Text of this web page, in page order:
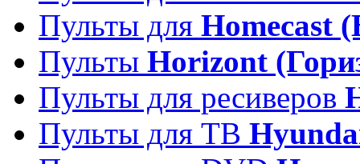
Пульты для Homecast
Пульты Horizont
Пульты для ресиверов
Пульты для ТВ